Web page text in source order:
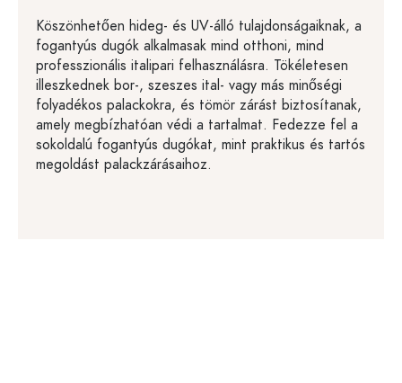
Köszönhetően hideg- és UV-álló tulajdonságaiknak, a
fogantyús dugók alkalmasak mind otthoni, mind
professzionális italipari felhasználásra. Tökéletesen
illeszkednek bor-, szeszes ital- vagy más minőségi
folyadékos palackokra, és tömör zárást biztosítanak,
amely megbízhatóan védi a tartalmat. Fedezze fel a
sokoldalú fogantyús dugókat, mint praktikus és tartós
megoldást palackzárásaihoz.